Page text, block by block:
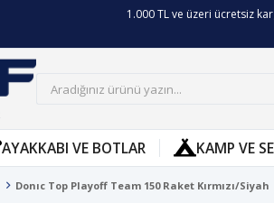
1.000 TL ve üzeri ücretsiz
AYAKKABI VE BOTLAR KAMP VE
Donıc Top Playoff Team 150 Raket Kırmızı/Siyah